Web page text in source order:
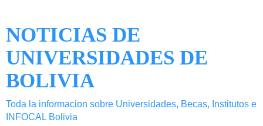
NOTICIAS DE
UNIVERSIDADES DE
BOLIVIA
Toda la informacion sobre Universidades, Becas, Institutos e
INFOCAL Bolivia